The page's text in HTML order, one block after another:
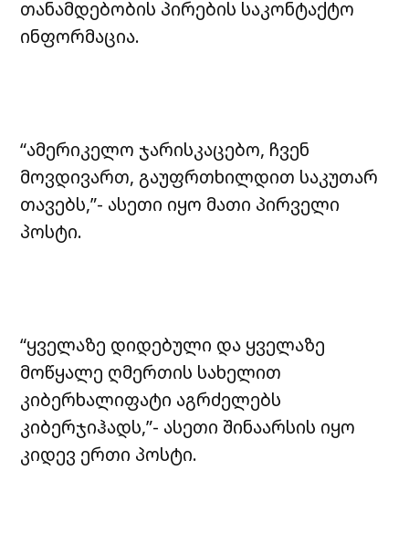
თანამდებობის პირების საკონტაქტო
ინფორმაცია.
“ამერიკელო ჯარისკაცებო, ჩვენ
მოვდივართ, გაუფრთხილდით საკუთარ
თავებს,”- ასეთი იყო მათი პირველი
პოსტი.
“ყველაზე დიდებული და ყველაზე
მოწყალე ღმერთის სახელით
კიბერხალიფატი აგრძელებს
კიბერჯიჰადს,”- ასეთი შინაარსის იყო
კიდევ ერთი პოსტი.